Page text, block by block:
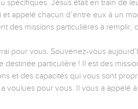
spécifiques. Jésus était en train de
et appelé chacun d’entre eux à un
des missions particulières à remplir,
pour vous. Souvenez-vous
particulière ! Il est des
et des capacités qui vous sont
voulues pour vous. Il vous a appelé